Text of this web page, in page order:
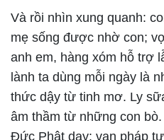
Và rồi nhìn xung quanh:
mẹ sống được nhờ con;
anh em, hàng xóm hỗ trợ
lành ta dùng mỗi ngày là
thức dậy từ tinh mơ. Ly
âm thầm từ những con bò.
Đức Phật dạy: vạn pháp